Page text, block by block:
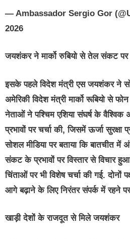
— Ambassador Sergio Gor
2026
जयशंकर ने मार्को रुबियो से तेल संकट पर
इसके पहले विदेश मंत्री एस जयशंकर ने
अमेरिकी विदेश मंत्री मार्को रूबियो से
नेताओं ने पश्चिम एशिया संघर्ष के वैश्विक
प्रभावों पर चर्चा की, जिसमें ऊर्जा
सोशल मीडिया पर बताया कि बातचीत में
संकट के प्रभावों पर विस्तार से विचार
चिंताओं पर भी विशेष चर्चा की गई. दोनों
आगे बढ़ाने के लिए निरंतर संपर्क में रहने
खाड़ी देशों के राजदूत से मिले जयशंकर